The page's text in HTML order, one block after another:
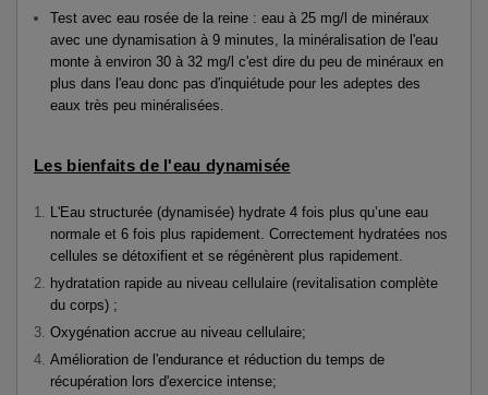
Test avec eau rosée de la reine : eau à 25 mg/l de minéraux
avec une dynamisation à 9 minutes, la minéralisation de l'eau
monte à environ 30 à 32 mg/l c'est dire du peu de minéraux en
plus dans l'eau donc pas d'inquiétude pour les adeptes des
eaux très peu minéralisées.
Les bienfaits de l'eau dynamisée
L'Eau structurée (dynamisée) hydrate 4 fois plus qu’une eau
normale et 6 fois plus rapidement. Correctement hydratées nos
cellules se détoxifient et se régénèrent plus rapidement.
hydratation rapide au niveau cellulaire (revitalisation complète
du corps) ;
Oxygénation accrue au niveau cellulaire;
Amélioration de l'endurance et réduction du temps de
récupération lors d'exercice intense;